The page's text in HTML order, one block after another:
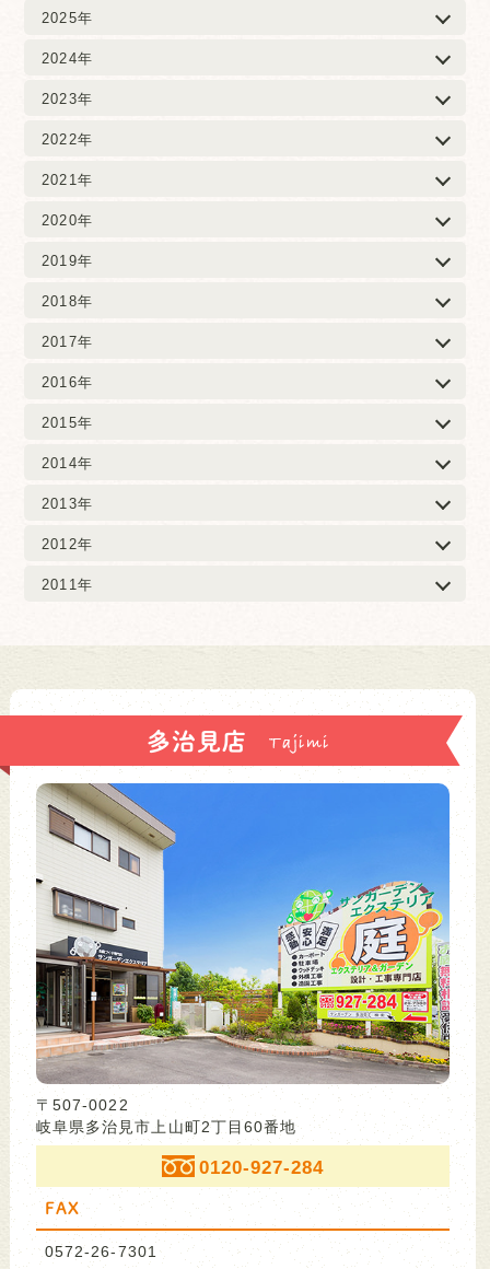
2025年
2024年
2023年
2022年
2021年
2020年
2019年
2018年
2017年
2016年
2015年
2014年
2013年
2012年
2011年
多治見店
〒507-0022
岐阜県多治見市上山町2丁目60番地
0120-927-284
FAX
0572-26-7301